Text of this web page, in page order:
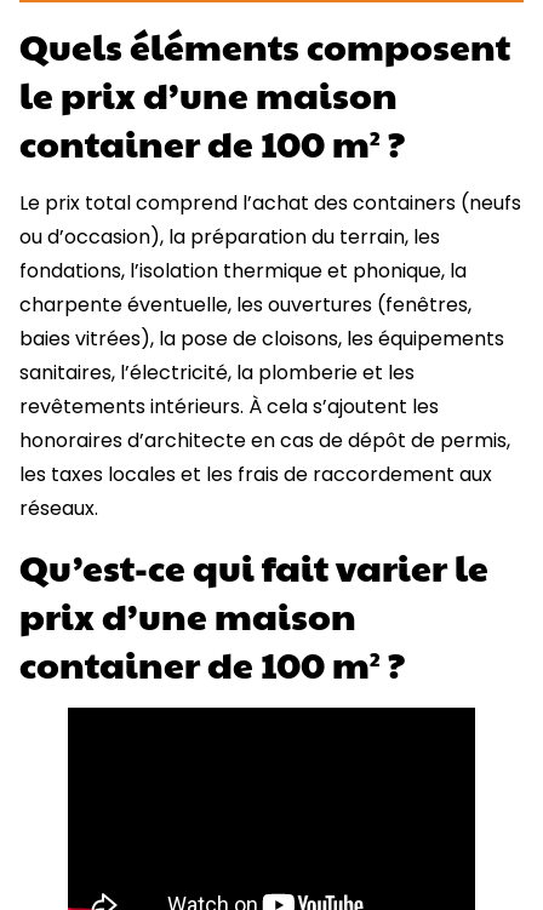
Quels éléments composent
le prix d’une maison
container de 100 m² ?
Le prix total comprend l’achat des containers (neufs
ou d’occasion), la préparation du terrain, les
fondations, l’isolation thermique et phonique, la
charpente éventuelle, les ouvertures (fenêtres,
baies vitrées), la pose de cloisons, les équipements
sanitaires, l’électricité, la plomberie et les
revêtements intérieurs. À cela s’ajoutent les
honoraires d’architecte en cas de dépôt de permis,
les taxes locales et les frais de raccordement aux
réseaux.
Qu’est-ce qui fait varier le
prix d’une maison
container de 100 m² ?